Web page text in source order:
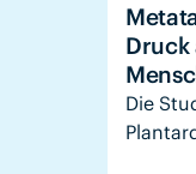
Druck
Die